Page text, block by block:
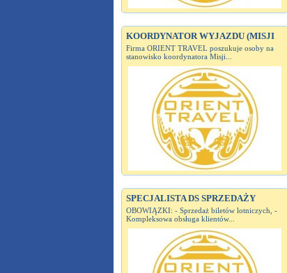
KOORDYNATOR WYJAZDU (MISJI
Firma ORIENT TRAVEL poszukuje osoby na
stanowisko koordynatora Misji...
SPECJALISTA DS SPRZEDAŻY
OBOWIĄZKI: - Sprzedaż biletów lotniczych, -
Kompleksowa obsługa klientów...